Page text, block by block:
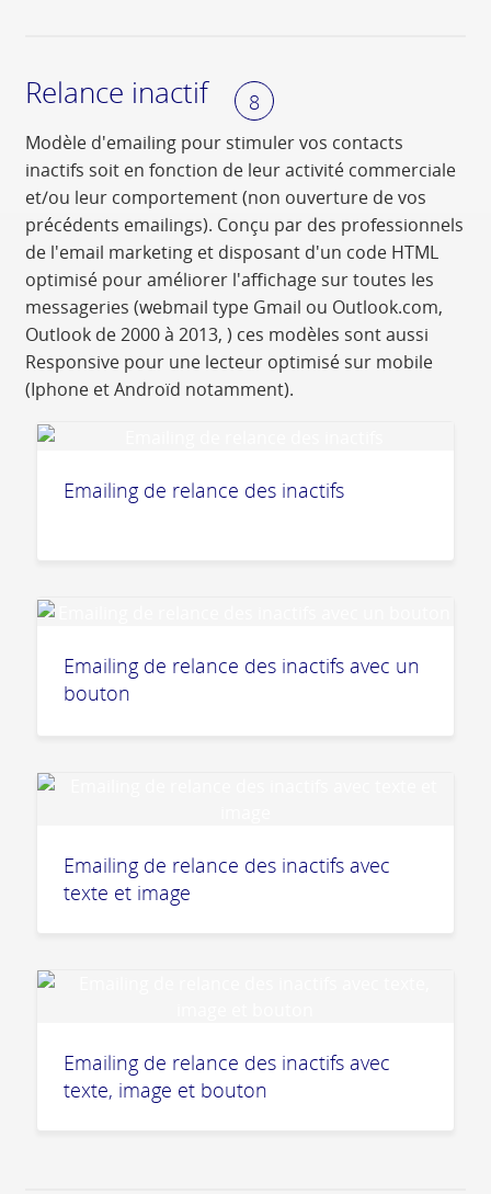
Relance inactif 8
Modèle d'emailing pour stimuler vos contacts
inactifs soit en fonction de leur activité commerciale
et/ou leur comportement (non ouverture de vos
précédents emailings). Conçu par des professionnels
de l'email marketing et disposant d'un code HTML
optimisé pour améliorer l'affichage sur toutes les
messageries (webmail type Gmail ou Outlook.com,
Outlook de 2000 à 2013, ) ces modèles sont aussi
Responsive pour une lecteur optimisé sur mobile
(Iphone et Androïd notamment).
Emailing de relance des inactifs
Emailing de relance des inactifs avec un
bouton
Emailing de relance des inactifs avec
texte et image
Emailing de relance des inactifs avec
texte, image et bouton